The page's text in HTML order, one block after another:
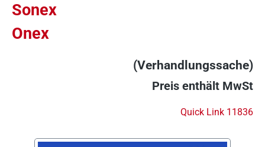
Sonex
Onex
(Verhandlungssache)
Preis enthält MwSt
Quick Link 11836
Bildergalerie überspringen